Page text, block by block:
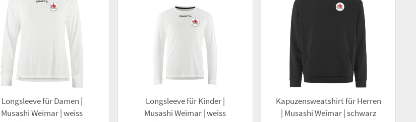
Longsleeve für Damen |
Musashi Weimar | weiss
Longsleeve für Kinder |
Musashi Weimar | weiss
Kapuzensweatshirt für Herren
| Musashi Weimar | schwarz